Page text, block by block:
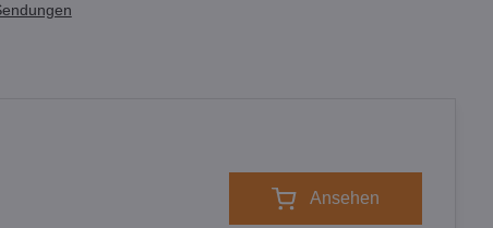
Ansehen